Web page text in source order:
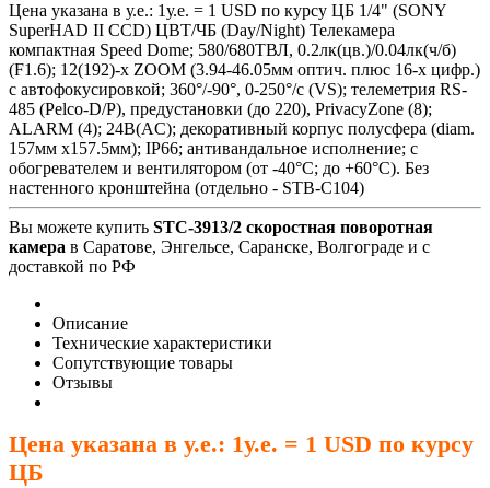
Цена указана в у.е.: 1у.е. = 1 USD по курсу ЦБ 1/4" (SONY
SuperHAD II CCD) ЦВТ/ЧБ (Day/Night) Телекамера
компактная Speed Dome; 580/680ТВЛ, 0.2лк(цв.)/0.04лк(ч/б)
(F1.6); 12(192)-х ZOOM (3.94-46.05мм оптич. плюс 16-х цифр.)
с автофокусировкой; 360°/-90°, 0-250°/с (VS); телеметрия RS-
485 (Pelco-D/P), предустановки (до 220), PrivacyZone (8);
ALARM (4); 24B(AC); декоративный корпус полусфера (diam.
157мм x157.5мм); IP66; антивандальное исполнение; с
обогревателем и вентилятором (от -40°С; до +60°С). Без
настенного кронштейна (отдельно - STB-C104)
Вы можете купить STC-3913/2 скоростная поворотная
камера в Саратове, Энгельсе, Саранске, Волгограде и с
доставкой по РФ
Описание
Технические характеристики
Сопутствующие товары
Отзывы
Цена указана в у.е.: 1у.е. = 1 USD по курсу
ЦБ